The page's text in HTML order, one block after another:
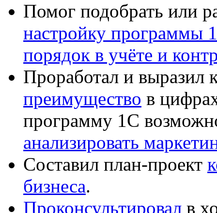
Помог подобрать или
настройку программы
порядок в учёте и
Проработал и выразил
преимущество в
программу 1С
анализировать
Составил план-проект
бизнеса.
Проконсультировал в